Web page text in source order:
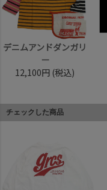
デニムアンドダンガリ
ー
12,100円 (税込)
チェックした商品